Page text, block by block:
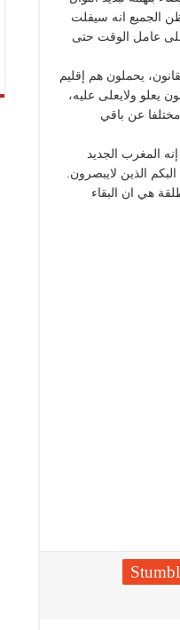
استدعاؤه لأول جلسة استئنافية يوم 14/03/2022 بعدما ظن الجميع انه سيفلت
على عامل الوقت حتى
يحملون هم إقليم
يعلو ولايعلى عليه،
عن باقي
المغرب الجديد
الذين لايبصرون.
هي ان البقاء